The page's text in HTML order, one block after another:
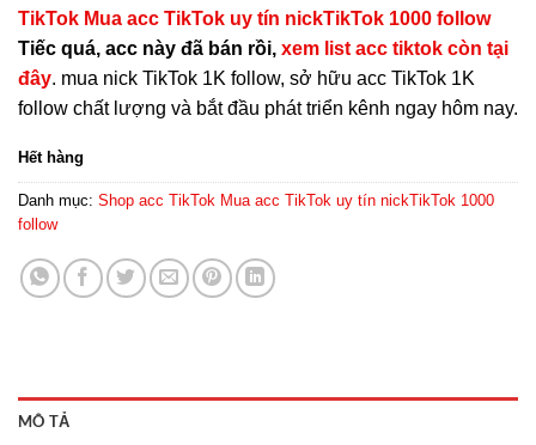
TikTok Mua acc TikTok uy tín nickTikTok 1000 follow
Tiếc quá, acc này đã bán rồi, xem list acc tiktok còn tại
đây. mua nick TikTok 1K follow, sở hữu acc TikTok 1K
follow chất lượng và bắt đầu phát triển kênh ngay hôm nay.
Hết hàng
Danh mục: Shop acc TikTok Mua acc TikTok uy tín nickTikTok 1000
follow
MÔ TẢ